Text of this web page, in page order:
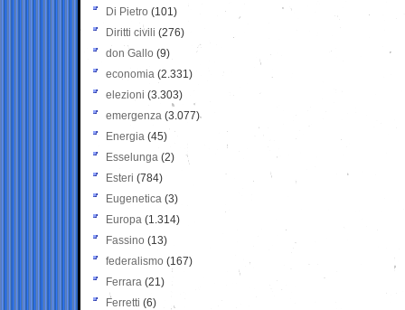
Di Pietro (101)
Diritti civili (276)
don Gallo (9)
economia (2.331)
elezioni (3.303)
emergenza (3.077)
Energia (45)
Esselunga (2)
Esteri (784)
Eugenetica (3)
Europa (1.314)
Fassino (13)
federalismo (167)
Ferrara (21)
Ferretti (6)